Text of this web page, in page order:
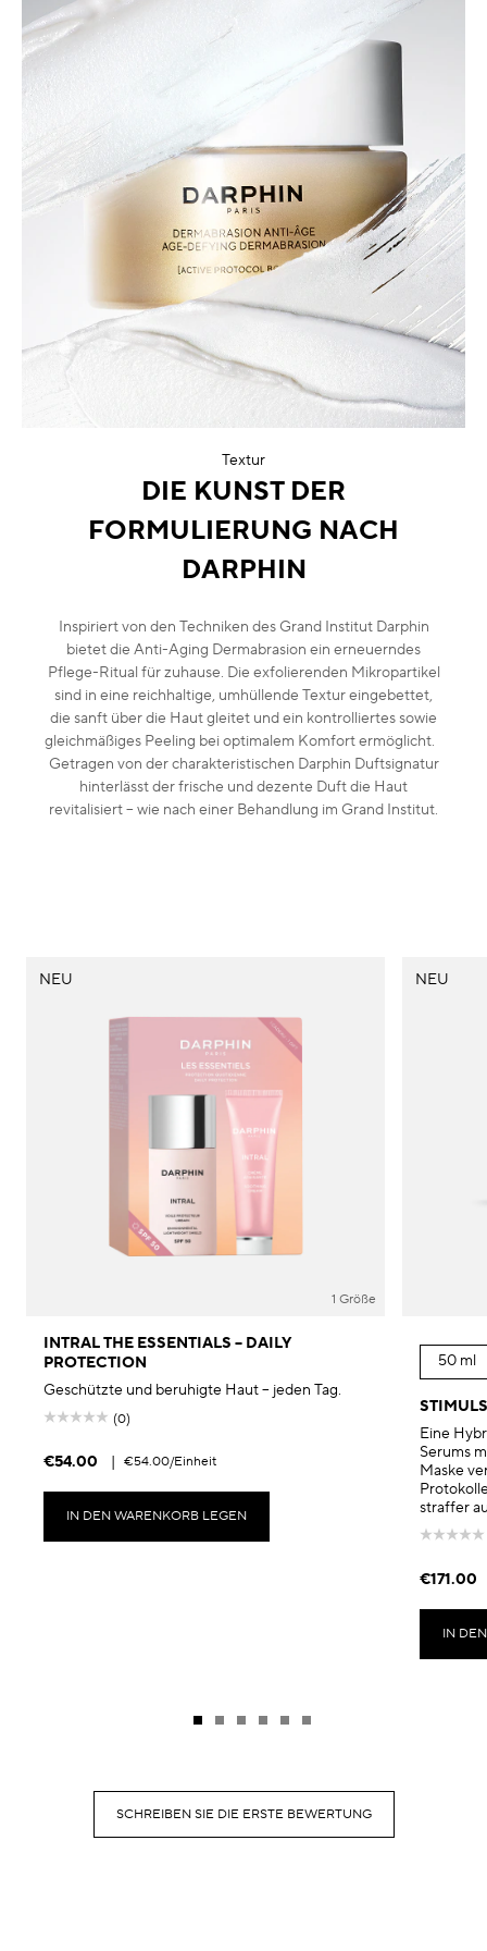
Textur
DIE KUNST DER
FORMULIERUNG NACH
DARPHIN
Inspiriert von den Techniken des Grand Institut Darphin
bietet die Anti-Aging Dermabrasion ein erneuerndes
Pflege-Ritual für zuhause. Die exfolierenden Mikropartikel
sind in eine reichhaltige, umhüllende Textur eingebettet,
die sanft über die Haut gleitet und ein kontrolliertes sowie
gleichmäßiges Peeling bei optimalem Komfort ermöglicht.
Getragen von der charakteristischen Darphin Duftsignatur
hinterlässt der frische und dezente Duft die Haut
revitalisiert – wie nach einer Behandlung im Grand Institut.
NEU
1 Größe
INTRAL THE ESSENTIALS – DAILY
PROTECTION
Geschützte und beruhigte Haut – jeden Tag.
(0)
€54.00 | €54.00/Einheit
IN DEN WARENKORB LEGEN
NEU
50 ml
Eine
Serums
Maske
straffer
€171.00
IN
SCHREIBEN SIE DIE ERSTE BEWERTUNG